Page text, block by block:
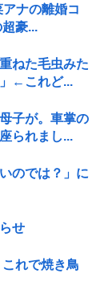
ナの離婚コ
豪...
ねた毛虫みた
←これど...
子が。車掌の
られまし...
のでは？」に
せ
れで焼き鳥